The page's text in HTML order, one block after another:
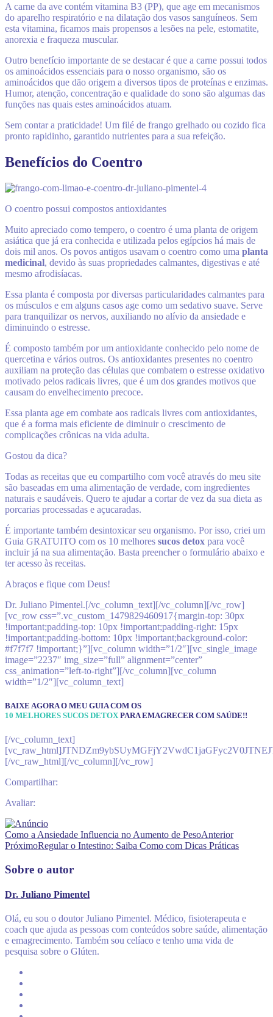
A carne da ave contém vitamina B3 (PP), que age em mecanismos
do aparelho respiratório e na dilatação dos vasos sanguíneos. Sem
esta vitamina, ficamos mais propensos a lesões na pele, estomatite,
anorexia e fraqueza muscular.
Outro benefício importante de se destacar é que a carne possui todos
os aminoácidos essenciais para o nosso organismo, são os
aminoácidos que dão origem a diversos tipos de proteínas e enzimas.
Humor, atenção, concentração e qualidade do sono são algumas das
funções nas quais estes aminoácidos atuam.
Sem contar a praticidade! Um filé de frango grelhado ou cozido fica
pronto rapidinho, garantido nutrientes para a sua refeição.
Benefícios do Coentro
O coentro possui compostos antioxidantes
Muito apreciado como tempero, o coentro é uma planta de origem
asiática que já era conhecida e utilizada pelos egípcios há mais de
dois mil anos. Os povos antigos usavam o coentro como uma planta
medicinal, devido às suas propriedades calmantes, digestivas e até
mesmo afrodisíacas.
Essa planta é composta por diversas particularidades calmantes para
os músculos e em alguns casos age como um sedativo suave. Serve
para tranquilizar os nervos, auxiliando no alívio da ansiedade e
diminuindo o estresse.
É composto também por um antioxidante conhecido pelo nome de
quercetina e vários outros. Os antioxidantes presentes no coentro
auxiliam na proteção das células que combatem o estresse oxidativo
motivado pelos radicais livres, que é um dos grandes motivos que
causam do envelhecimento precoce.
Essa planta age em combate aos radicais livres com antioxidantes,
que é a forma mais eficiente de diminuir o crescimento de
complicações crônicas na vida adulta.
Gostou da dica?
Todas as receitas que eu compartilho com você através do meu site
são baseadas em uma alimentação de verdade, com ingredientes
naturais e saudáveis. Quero te ajudar a cortar de vez da sua dieta as
porcarias processadas e açucaradas.
É importante também desintoxicar seu organismo. Por isso, criei um
Guia GRATUITO com os 10 melhores sucos detox para você
incluir já na sua alimentação. Basta preencher o formulário abaixo e
ter acesso às receitas.
Abraços e fique com Deus!
Dr. Juliano Pimentel.[/vc_column_text][/vc_column][/vc_row]
[vc_row css=”.vc_custom_1479829460917{margin-top: 30px
!important;padding-top: 10px !important;padding-right: 15px
!important;padding-bottom: 10px !important;background-color:
#f7f7f7 !important;}”][vc_column width=”1/2″][vc_single_image
image=”2237″ img_size=”full” alignment=”center”
css_animation=”left-to-right”][/vc_column][vc_column
width=”1/2″][vc_column_text]
BAIXE AGORA O MEU GUIA COM OS
10 MELHORES SUCOS DETOX PARA EMAGRECER COM SAÚDE!!
[/vc_column_text]
[/vc_raw_html][/vc_column][/vc_row]
Compartilhar:
Avaliar:
Como a Ansiedade Influencia no Aumento de PesoAnterior
PróximoRegular o Intestino: Saiba Como com Dicas Práticas
Sobre o autor
Dr. Juliano Pimentel
Olá, eu sou o doutor Juliano Pimentel. Médico, fisioterapeuta e
coach que ajuda as pessoas com conteúdos sobre saúde, alimentação
e emagrecimento. Também sou celíaco e tenho uma vida de
pesquisa sobre o Glúten.